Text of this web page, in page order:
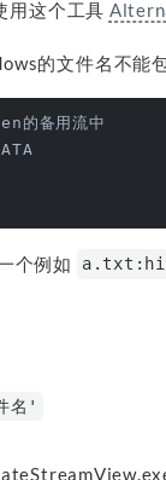
用这个工具
的文件名不能
的备用流中
个例如
名'